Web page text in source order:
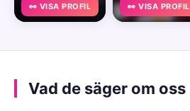
👀 VISA PROFIL 👀 VISA PROFIL
Vad de säger om oss